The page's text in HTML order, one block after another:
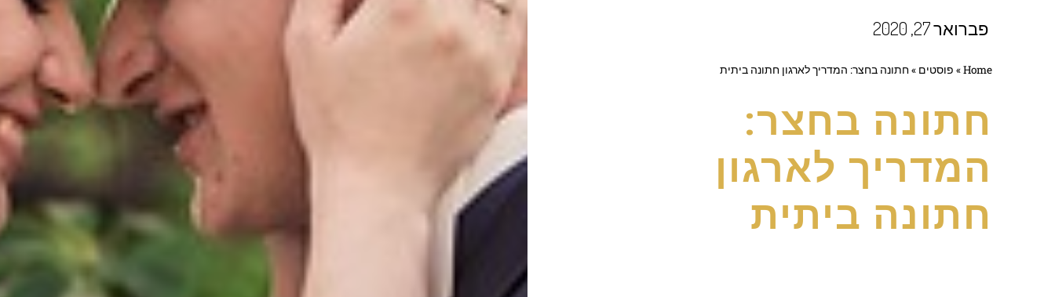
פברואר 27, 2020
Home
» פוסטים »חתונה בחצר: המדריך לארגון חתונה ביתית
חתונה בחצר:
המדריך לארגון
חתונה ביתית